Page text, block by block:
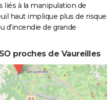
liés à la manipulation de
haut implique plus de risque
d'incendie de grande
proches de Vaureilles